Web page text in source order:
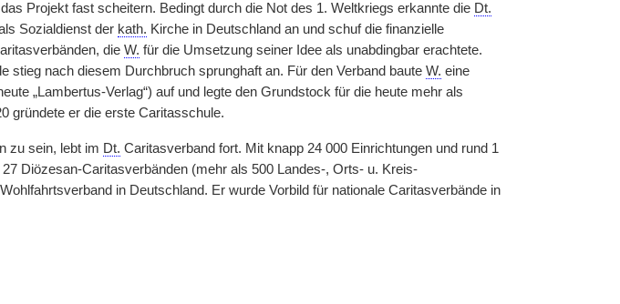
Projekt fast scheitern. Bedingt durch die Not des 1. Weltkriegs erkannte die Dt.
Sozialdienst der kath. Kirche in Deutschland an und schuf die finanzielle
die W. für die Umsetzung seiner Idee als unabdingbar erachtete.
stieg nach diesem Durchbruch sprunghaft an. Für den Verband baute W. eine
„Lambertus-Verlag“) auf und legte den Grundstock für die heute mehr als
gründete er die erste Caritasschule.
zu sein, lebt im Dt. Caritasverband fort. Mit knapp 24 000 Einrichtungen und rund 1
Diözesan-Caritasverbänden (mehr als 500 Landes-, Orts- u. Kreis-
in Deutschland. Er wurde Vorbild für nationale Caritasverbände in